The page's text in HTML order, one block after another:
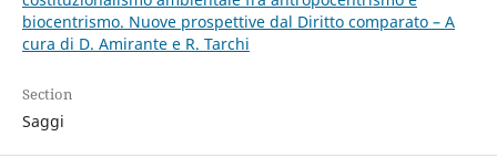
biocentrismo. Nuove prospettive dal Diritto comparato – A
cura di D. Amirante e R. Tarchi
Section
Saggi